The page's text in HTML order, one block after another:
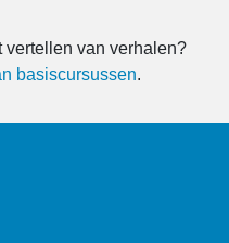
van verhalen?
basiscursussen.